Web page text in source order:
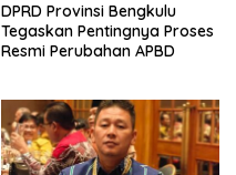
DPRD Provinsi Bengkulu
Tegaskan Pentingnya Proses
Resmi Perubahan APBD